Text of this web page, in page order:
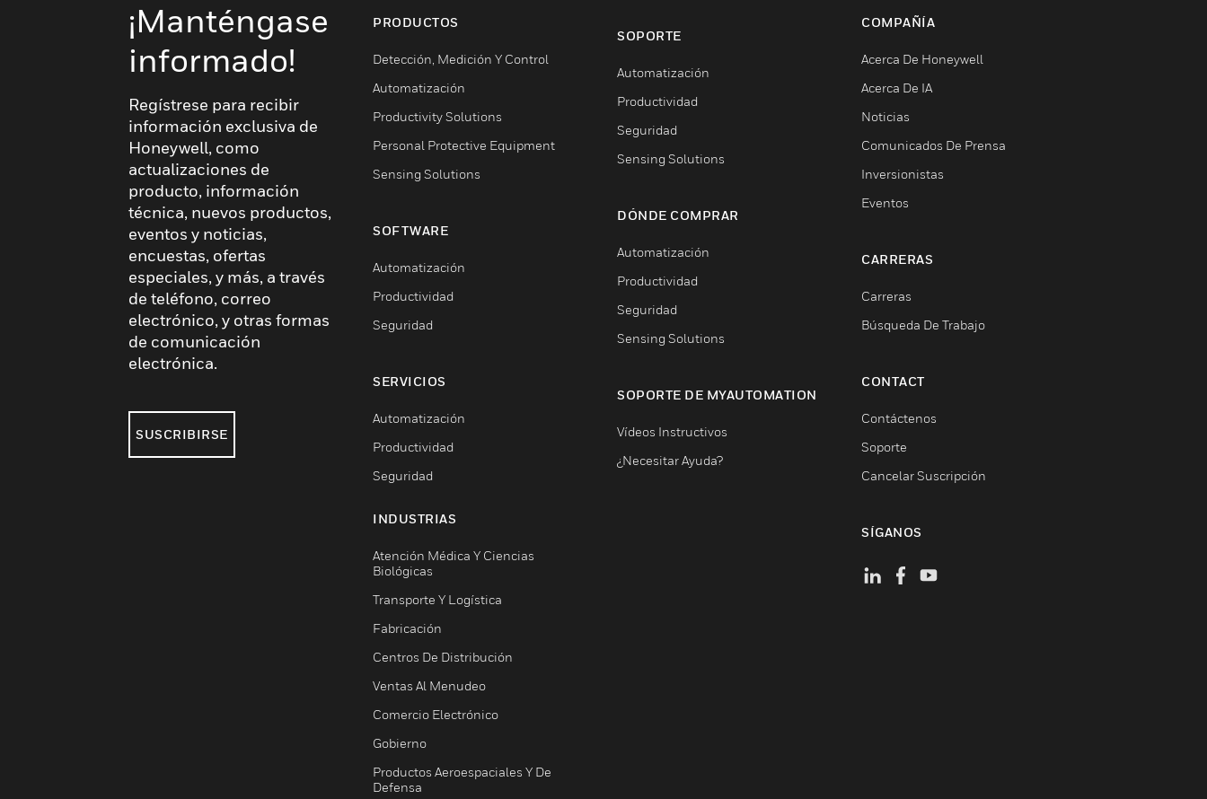
¡Manténgase
informado!
Regístrese para recibir
información exclusiva de
Honeywell, como
actualizaciones de
producto, información
técnica, nuevos productos,
eventos y noticias,
encuestas, ofertas
especiales, y más, a través
de teléfono, correo
electrónico, y otras formas
de comunicación
electrónica.
SUSCRIBIRSE
PRODUCTOS
Detección, Medición Y Control
Automatización
Productivity Solutions
Personal Protective Equipment
Sensing Solutions
SOFTWARE
Automatización
Productividad
Seguridad
SERVICIOS
Automatización
Productividad
Seguridad
INDUSTRIAS
Atención Médica Y Ciencias
Biológicas
Transporte Y Logística
Fabricación
Centros De Distribución
Ventas Al Menudeo
Comercio Electrónico
Gobierno
Productos Aeroespaciales Y De
Defensa
SOPORTE
Automatización
Productividad
Seguridad
Sensing Solutions
DÓNDE COMPRAR
Automatización
Productividad
Seguridad
Sensing Solutions
SOPORTE DE MYAUTOMATION
Vídeos Instructivos
¿Necesitar Ayuda?
COMPAÑÍA
Acerca De Honeywell
Acerca De IA
Noticias
Comunicados De Prensa
Inversionistas
Eventos
CARRERAS
Carreras
Búsqueda De Trabajo
CONTACT
Contáctenos
Soporte
Cancelar Suscripción
SÍGANOS